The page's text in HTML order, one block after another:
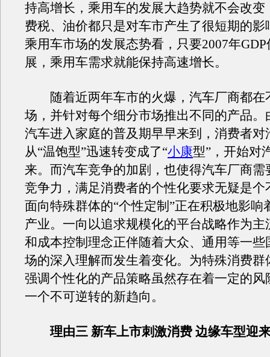
持高增长，乘用车的发展大趋势就不会改变
费税、油价都只是对车市产生了很短期的影
乘用车市场的发展态势看，只要2007年
展，乘用车需求就能保持高速增长。
随着近两年车市的火爆，汽车厂商都在
场，并针对每个细分市场推出不同的产品。
汽车进入家庭的普及期早早来到，消费者对
从“温饱型”迅速转变成了“小康型”，开始对
来。而汽车竞争的加剧，也使得汽车厂商需
竞争力，满足消费者的个性化要求无疑是个
面向特殊群体的“个性定制”正在积极地影响
产业。一向以追求规模化的平台战略作为主
和成本控制理念正伴随着大众、通用等一些
场的深入理解而发生着变化。为特殊消费群
强调个性化的产品策略虽然存在着一定的风
一个不可逆转的新趋向。
理由三 新车上市刺激消费 边缘车型迎